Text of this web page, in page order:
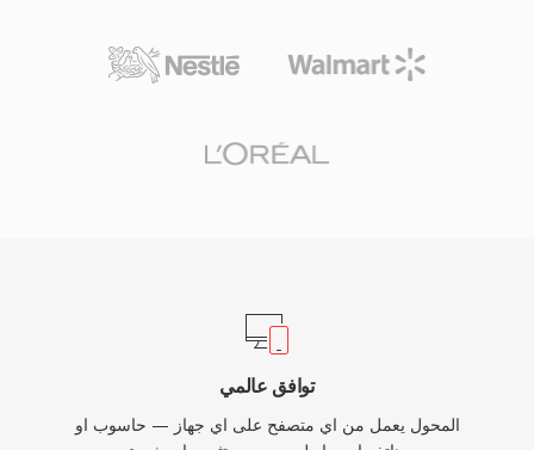
توافق عالمي
المحول يعمل من اي متصفح على اي جهاز — حاسوب او